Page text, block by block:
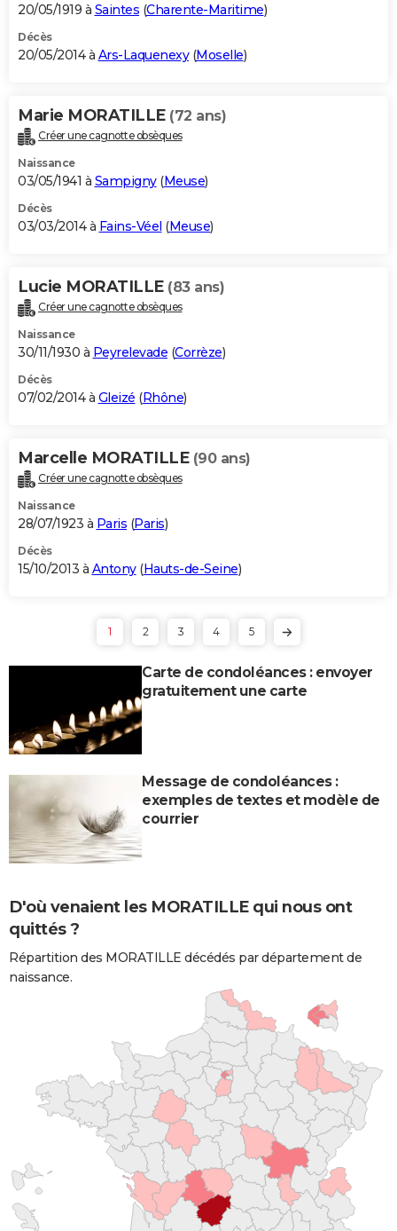
20/05/1919 à Saintes (Charente-Maritime)
Décès
20/05/2014 à Ars-Laquenexy(Moselle)
Marie MORATILLE (72 ans)
Créer une cagnotte obsèques
Naissance
03/05/1941 à Sampigny(Meuse)
Décès
03/03/2014 à Fains-Véel (Meuse)
Lucie MORATILLE (83 ans)
Créer une cagnotte obsèques
Naissance
30/11/1930 à Peyrelevade (Corrèze)
Décès
07/02/2014 à Gleizé (Rhône)
Marcelle MORATILLE (90 ans)
Créer une cagnotte obsèques
Naissance
28/07/1923 à Paris (Paris)
Décès
15/10/2013 à Antony(Hauts-de-Seine)
1 2 3 4 5
Carte de condoléances : envoyer
gratuitement une carte
Message de condoléances :
exemples de textes et modèle de
courrier
D'où venaient les MORATILLE qui nous ont
quittés ?
Répartition des MORATILLE décédés par département de
naissance.